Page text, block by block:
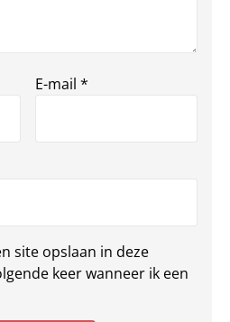
E-mail *
site opslaan in deze
keer wanneer ik een